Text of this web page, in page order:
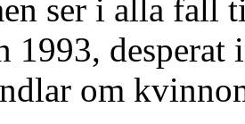
ser i alla fall
1993,
om